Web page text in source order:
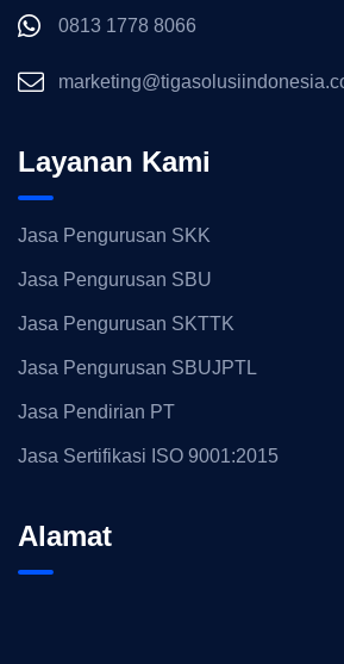
0813 1778 8066
Layanan Kami
Jasa Pengurusan SKK
Jasa Pengurusan SBU
Jasa Pengurusan SKTTK
Jasa Pengurusan SBUJPTL
Jasa Pendirian PT
Jasa Sertifikasi ISO 9001:2015
Alamat